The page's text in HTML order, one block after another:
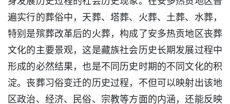
遍实行的葬俗中，天葬、塔葬、火葬、土葬、水葬，
特别是殡葬改革后的火葬，构成了安多热贡地区丧葬
文化的主要景观，这是藏族社会历史长期发展过程中
形成的必然结果，也是不同历史时期的不同文化的积
淀。丧葬习俗变迁的历史过程，不但可以映射出该地
区政治、经济、民俗、宗教等方面的内涵，还能反映